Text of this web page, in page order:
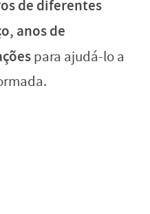
de diferentes
anos de
para ajudá-lo a